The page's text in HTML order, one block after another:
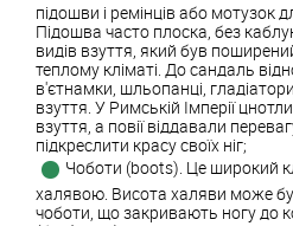
підошви і ремінців або мотузок
Підошва часто плоска, без
видів взуття, який був
теплому кліматі. До сандаль
в'єтнамки, шльопанці, гладіатори
взуття. У Римській Імперії
взуття, а повії віддавали
підкреслити красу своїх ніг;
Чоботи (boots). Це широкий
халявою. Висота халяви може
чоботи, що закривають ногу до